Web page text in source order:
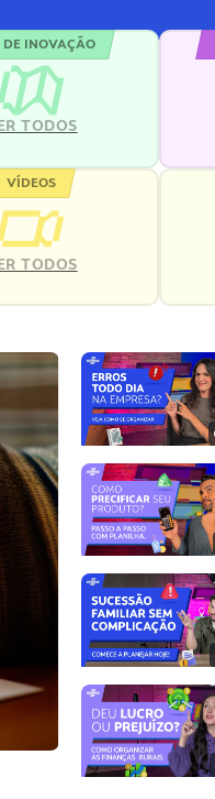
INOVAÇÃO
TODOS
VÍDEOS
TODOS